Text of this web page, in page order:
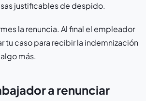
justificables de despido.
la renuncia. Al final el empleador
tu caso para recibir la indemnización
más.
a renunciar